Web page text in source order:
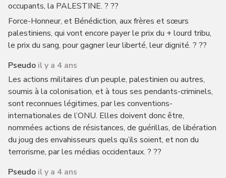
occupants, la PALESTINE. ? ??
Force-Honneur, et Bénédiction, aux frères et sœurs
palestiniens, qui vont encore payer le prix du + lourd tribu,
le prix du sang, pour gagner leur liberté, leur dignité. ? ??
Pseudo il y a 4 ans
Les actions militaires d’un peuple, palestinien ou autres,
soumis à la colonisation, et à tous ses pendants-criminels,
sont reconnues légitimes, par les conventions-
internationales de l’ONU. Elles doivent donc être,
nommées actions de résistances, de guérillas, de libération
du joug des envahisseurs quels qu’ils soient, et non du
terrorisme, par les médias occidentaux. ? ??
Pseudo il y a 4 ans